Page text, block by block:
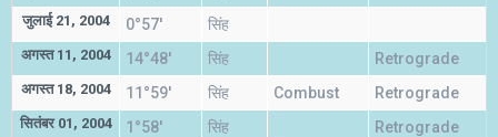
जुलाई 21, 2004 0°57' सिंह
अगस्त 11, 2004 14°48' सिंह Retrograde
अगस्त 18, 2004 11°59' सिंह Combust Retrograde
सितंबर 01, 2004 1°58' सिंह Retrograde